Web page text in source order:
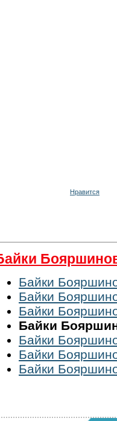
Нравится
Байки
Байки
Байки
Байки
Байки
Байки
Байки